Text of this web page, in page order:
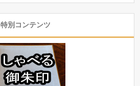
特別コンテンツ